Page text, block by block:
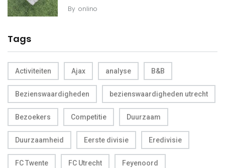
By onlino
Tags
Activiteiten Ajax analyse B&B
Bezienswaardigheden bezienswaardigheden utrecht
Bezoekers Competitie Duurzaam
Duurzaamheid Eerste divisie Eredivisie
FC Twente FC Utrecht Feyenoord